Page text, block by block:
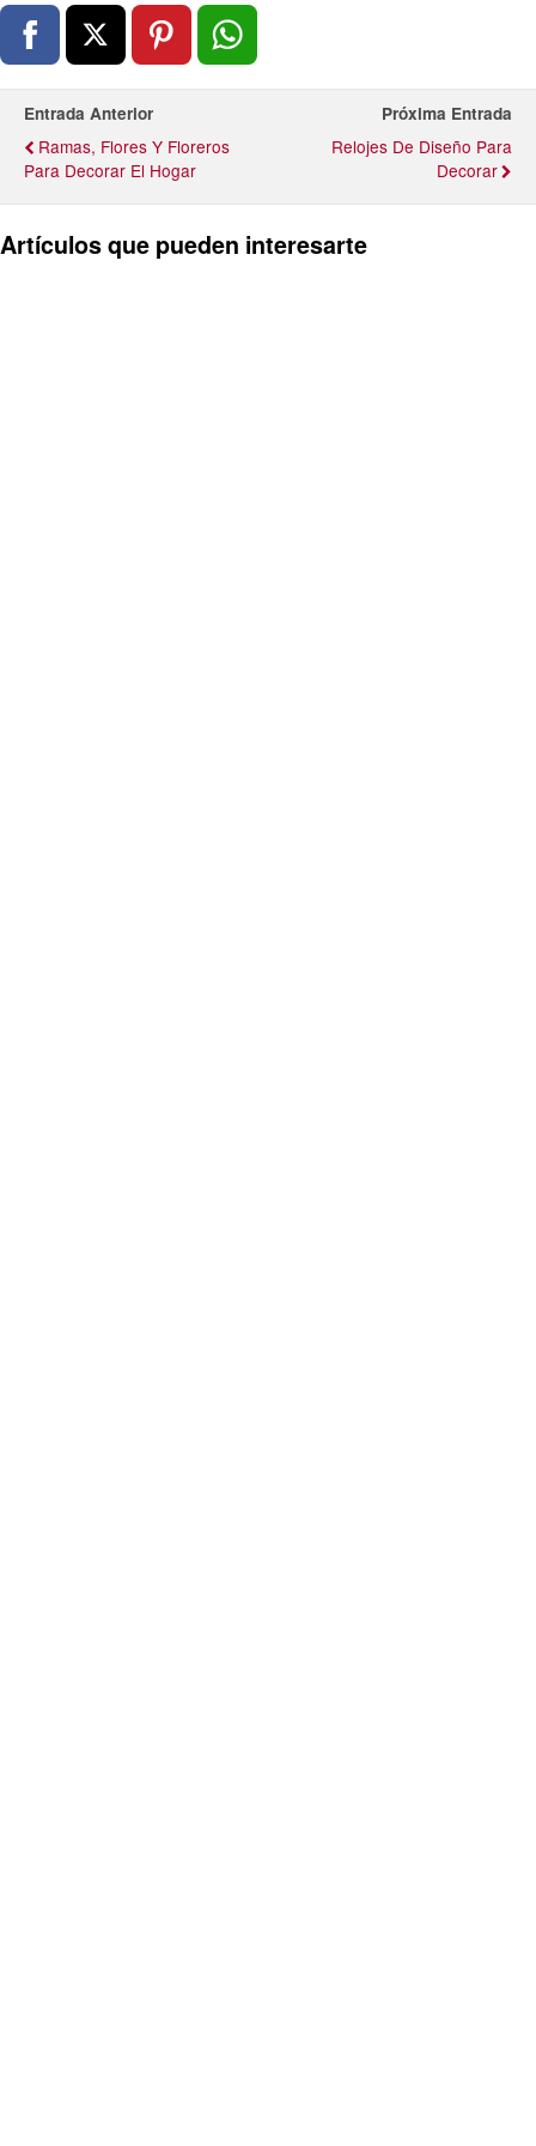
Entrada Anterior
Ramas, Flores Y Floreros
Para Decorar El Hogar
Próxima Entrada
Relojes De Diseño Para
Decorar
Artículos que pueden interesarte